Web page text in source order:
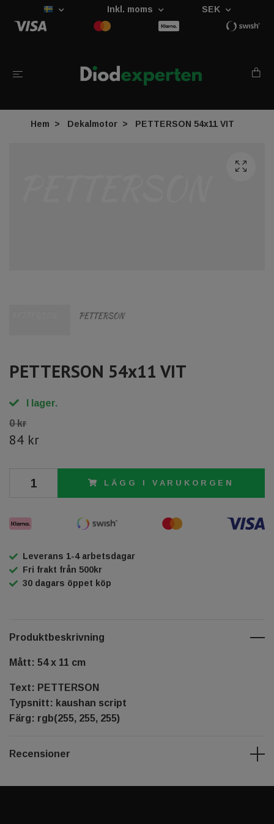
Inkl. moms SEK
Hem Dekalmotor PETTERSON 54x11 VIT
PETTERSON 54x11 VIT
I lager.
0 kr
84 kr
LÄGG I VARUKORGEN
Leverans 1-4 arbetsdagar
Fri frakt från 500kr
30 dagars öppet köp
Produktbeskrivning
Mått: 54 x 11 cm
Text: PETTERSON
Typsnitt: kaushan script
Färg: rgb(255, 255, 255)
Recensioner